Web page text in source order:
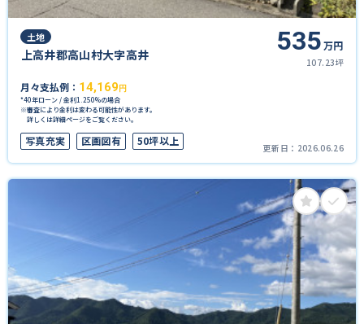
土地
上高井郡高山村大字高井 535万円
107.23坪
月々支払例： 14,169円
*40年ローン / 金利1.250%の場合
※審査により金利は変わる可能性があります。
詳しくは詳細ページをご覧ください。
写真充実 区画図有 50坪以上
更新日： 2026.06.26